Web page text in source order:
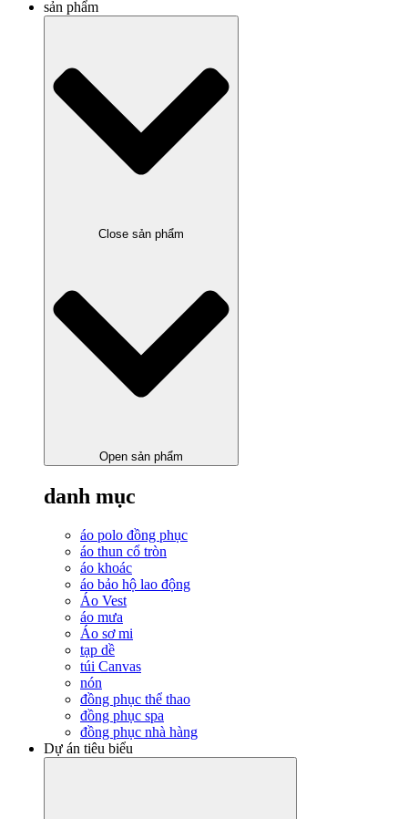
sản phẩm
Close sản phẩm
Open sản phẩm
danh mục
áo polo đồng phục
áo thun cổ tròn
áo khoác
áo bảo hộ lao động
Áo Vest
áo mưa
Áo sơ mi
tạp dề
túi Canvas
nón
đồng phục thể thao
đồng phục spa
đồng phục nhà hàng
Dự án tiêu biểu